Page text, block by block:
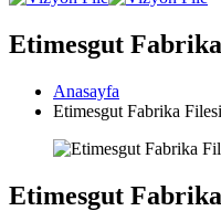
Etimesgut
Anasayfa
Etimesgut Fabrika Filesi
Etimesgut